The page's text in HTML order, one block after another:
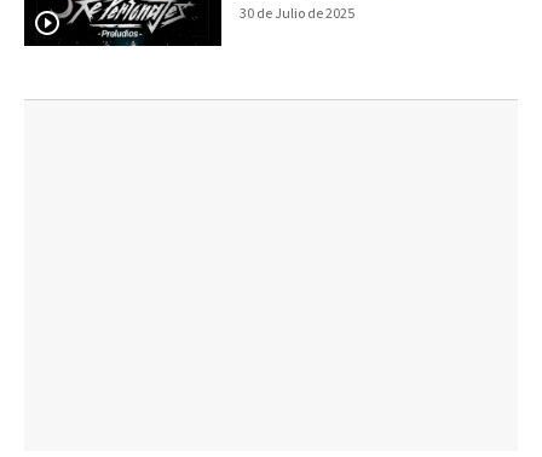
30 de Julio de 2025